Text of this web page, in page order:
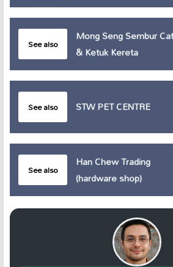
See also
Mong Seng Sembur Cat
& Ketuk Kereta
See also STW PET CENTRE
See also
Han Chew Trading
(hardware shop)